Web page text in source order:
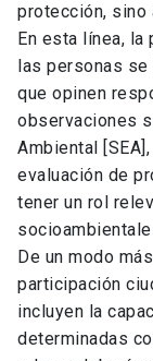
protección, sino
En esta línea, la
las personas
que opinen
observaciones
Ambiental
evaluación de
tener un rol
De un modo
participación
incluyen la
determinadas